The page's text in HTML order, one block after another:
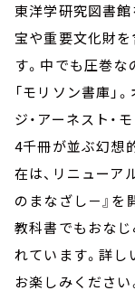
東洋学研究図書館
宝や重要文化財
す。中でも圧巻な
「モリソン書庫」
ジ・アーネスト・
4千冊が並ぶ幻想
在は、リニューア
のまなざし－』を
教科書でもおなじ
れています。詳
お楽しみください